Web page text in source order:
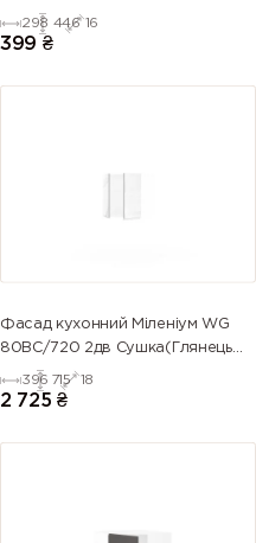
298 446 16
399 ₴
Фасад кухонний Міленіум WG
80ВС/720 2дв Сушка(Глянець
Білий)
396 715 18
2 725 ₴